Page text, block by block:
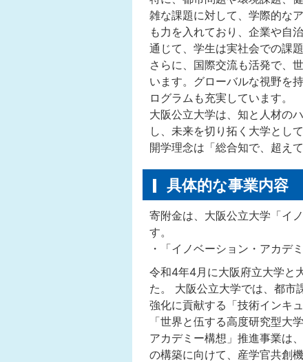
雑な課題に対して、学際的な
も力を入れており、企業や自
通じて、学生は実社会での課
さらに、国際交流も活発で、
います。グローバルな視野を
ログラムも充実しています。
大阪公立大学は、知と人材の
し、未来を切り拓く大学とし
開学理念は「総合知で、超え
具体的な事業内容
寄附⾦は、大阪公立⼤学「イ
す。
・「イノベーション・アカデ
令和4年4月に大阪府立大学と
た。 大阪公立大学では、都市
強化に貢献する「技術インキ
「世界と伍する高度研究型大
アカデミー構想」推進事業は
の構築に向けて、産学官共創